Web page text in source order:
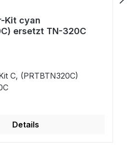
Kit cyan
ersetzt TN-320C
C, (PRTBTN320C)
Details